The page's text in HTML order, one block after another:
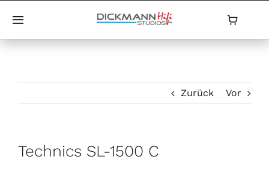
content
Toggle
Navigation
Zurück Vor
Technics SL-1500 C